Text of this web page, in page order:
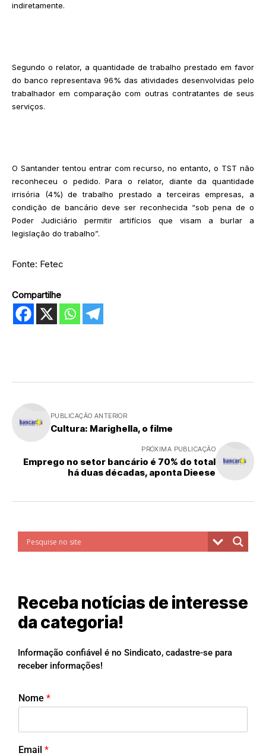
indiretamente.
Segundo o relator, a quantidade de trabalho prestado em favor
do banco representava 96% das atividades desenvolvidas pelo
trabalhador em comparação com outras contratantes de seus
serviços.
O Santander tentou entrar com recurso, no entanto, o TST não
reconheceu o pedido. Para o relator, diante da quantidade
irrisória (4%) de trabalho prestado a terceiras empresas, a
condição de bancário deve ser reconhecida “sob pena de o
Poder Judiciário permitir artifícios que visam a burlar a
legislação do trabalho”.
Fonte: Fetec
Compartilhe
PUBLICAÇÃO ANTERIOR
Cultura: Marighella, o filme
PRÓXIMA PUBLICAÇÃO
Emprego no setor bancário é 70% do total
há duas décadas, aponta Dieese
Receba notícias de interesse
da categoria!
Informação confiável é no Sindicato, cadastre-se para
receber informações!
Nome *
Email *